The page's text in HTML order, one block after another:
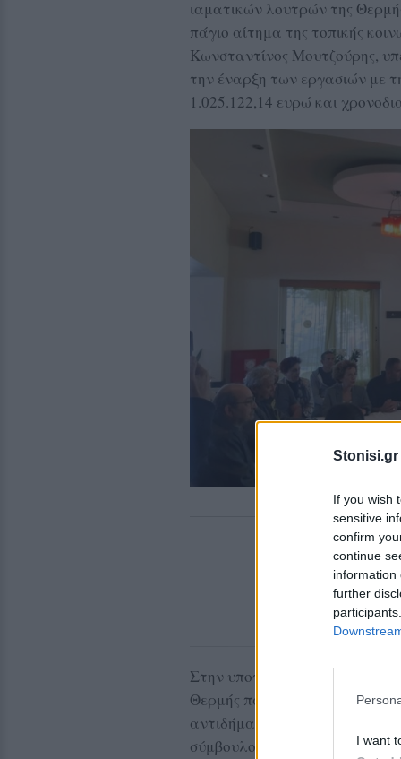
Stonisi.gr
If you wish
sensitive
confirm
continue
information
further
I want
ιαματικών λουτρών της
πάγιο αίτημα της τοπικής
Κωνσταντίνος Μουτζούρης,
την έναρξη των εργασιών με
1.025.122,14 ευρώ και
Στην υπογραφή της σύμβασης
Θερμής παρευρέθηκαν ο
αντιδήμαρχοι Νίκος
σύμβουλος Κώστας